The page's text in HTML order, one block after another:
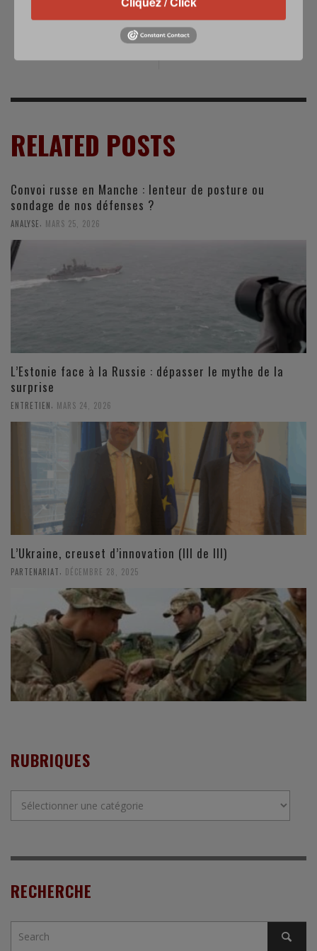
L'Inde pourrait
Un pilote iranien
RELATED POSTS
Convoi russe en Manche : lenteur de posture ou
sondage de nos défenses ?
ANALYSE MARS 25, 2026
L’Estonie face à la Russie : dépasser le mythe de la
surprise
ENTRETIEN MARS 24, 2026
L’Ukraine, creuset d’innovation (III de III)
PARTENARIAT DÉCEMBRE 28, 2025
RUBRIQUES
RECHERCHE